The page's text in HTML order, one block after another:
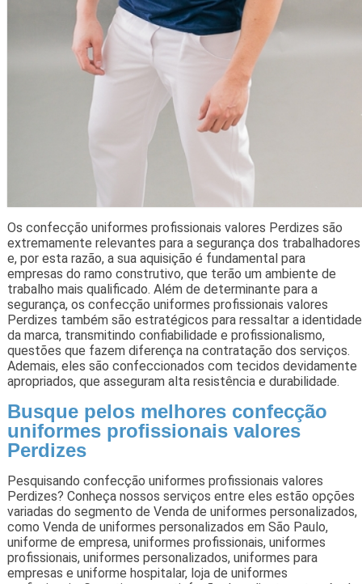
Os confecção uniformes profissionais valores Perdizes são
extremamente relevantes para a segurança dos trabalhadores
e, por esta razão, a sua aquisição é fundamental para
empresas do ramo construtivo, que terão um ambiente de
trabalho mais qualificado. Além de determinante para a
segurança, os confecção uniformes profissionais valores
Perdizes também são estratégicos para ressaltar a identidade
da marca, transmitindo confiabilidade e profissionalismo,
questões que fazem diferença na contratação dos serviços.
Ademais, eles são confeccionados com tecidos devidamente
apropriados, que asseguram alta resistência e durabilidade.
Busque pelos melhores confecção
uniformes profissionais valores
Perdizes
Pesquisando confecção uniformes profissionais valores
Perdizes? Conheça nossos serviços entre eles estão opções
variadas do segmento de Venda de uniformes personalizados,
como Venda de uniformes personalizados em São Paulo,
uniforme de empresa, uniformes profissionais, uniformes
profissionais, uniformes personalizados, uniformes para
empresas e uniforme hospitalar, loja de uniformes